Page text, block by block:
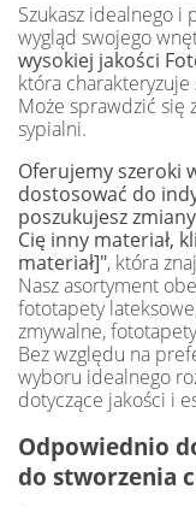
Szukasz idealnego i
wygląd swojego
wysokiej jakości
która
Może sprawdzić się
sypialni.
Oferujemy szeroki
dostosować do
poszukujesz
Cię inny materiał,
materiał]", która
Nasz asortyment
fototapety
zmywalne,
Bez względu na
wyboru idealnego
dotyczące jakości i
Odpowiednio
do stworzenia